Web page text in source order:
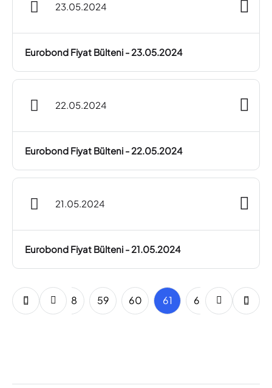
23.05.2024
Eurobond Fiyat Bülteni - 23.05.2024
22.05.2024
Eurobond Fiyat Bülteni - 22.05.2024
21.05.2024
Eurobond Fiyat Bülteni - 21.05.2024
56 57 58 59 60 61 62 63 64